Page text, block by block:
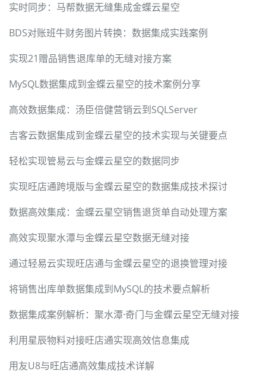
实时同步：马帮数据无缝集成金蝶云星空
BDS对账班牛财务图片转换：数据集成实践案例
实现21赠品销售退库单的无缝对接方案
MySQL数据集成到金蝶云星空的技术案例分享
高效数据集成：汤臣倍健营销云到SQLServer
吉客云数据集成到金蝶云星空的技术实现与关键要点
轻松实现管易云与金蝶云星空的数据同步
实现旺店通跨境版与金蝶云星空的数据集成技术探讨
数据高效集成：金蝶云星空销售退货单自动处理方案
高效实现聚水潭与金蝶云星空数据无缝对接
通过轻易云实现旺店通与金蝶云星空的退换管理对接
将销售出库单数据集成到MySQL的技术要点解析
数据集成案例解析：聚水潭·奇门与金蝶云星空无缝对接
利用星辰物料对接旺店通实现高效信息集成
用友U8与旺店通高效集成技术详解